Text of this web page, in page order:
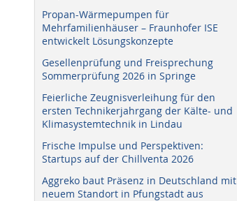
Propan-Wärmepumpen für
Mehrfamilienhäuser – Fraunhofer ISE
entwickelt Lösungskonzepte
Gesellenprüfung und Freisprechung
Sommerprüfung 2026 in Springe
Feierliche Zeugnisverleihung für den
ersten Technikerjahrgang der Kälte- und
Klimasystemtechnik in Lindau
Frische Impulse und Perspektiven:
Startups auf der Chillventa 2026
Aggreko baut Präsenz in Deutschland mit
neuem Standort in Pfungstadt aus